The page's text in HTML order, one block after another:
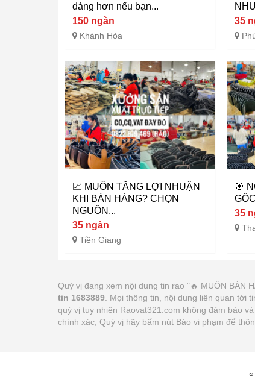
dàng hơn nếu bạn...
150 ngàn
Khánh Hòa
35
📈 MUỐN TĂNG LỢI NHUẬN
KHI BÁN HÀNG? CHỌN
NGUỒN...
35 ngàn
Tiền Giang
🎯
35
Quý vị đang xem nội dung tin rao "🔥 MUỐN BÁN
tin 1683889 . Mọi thông tin, nội dung liên quan
quý vị tuy nhiên Raovat321.com không đảm bảo
chính xác, Quý vị hãy bấm nút Báo vi phạm để